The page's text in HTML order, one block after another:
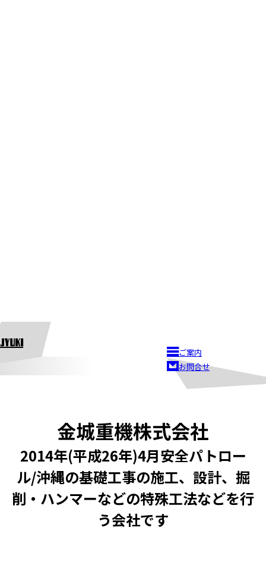
金城重機株式会社
2014年(平成26年)4月安全パトロー
ル/沖縄の基礎工事の施工、設計、掘
削・ハンマーなどの特殊工法などを行
う会社です
ご案内
お問合せ